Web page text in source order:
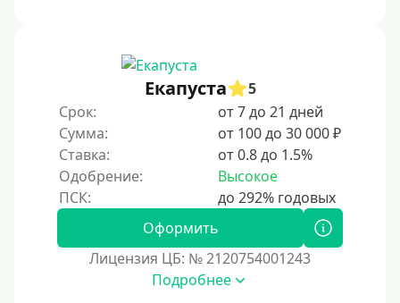
Под ПТС спецтехники
Под ПТС грузового автомобиля
Авто без ПТС
Цель
На Новый Год
Чтобы улучшить кредитную историю, важно
регулярно и своевременно погашать задолженности,
избегать просрочек и контролировать кредитный
рейтинг. Также полезно использовать кредитные
Екапуста
5
Срок:
от 7 до 21 дней
Сумма:
от 100 до 30 000 ₽
Ставка:
от 0.8 до 1.5%
Одобрение:
Высокое
Оформить
Лицензия ЦБ: № 2120754001243
Подробнее